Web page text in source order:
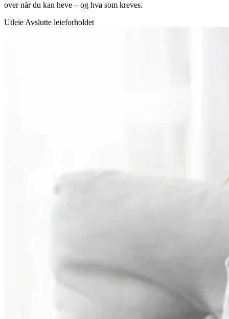
over når du kan heve – og hva som kreves.
Utleie Avslutte leieforholdet